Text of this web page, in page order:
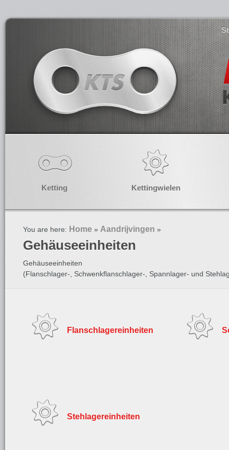
Ketting Kettingwielen
You are here: Home » Aandrijvingen »
Gehäuseeinheiten
Gehäuseeinheiten
(Flanschlager-, Schwenkflanschlager-, Spannlager- und
Flanschlagereinheiten
Stehlagereinheiten